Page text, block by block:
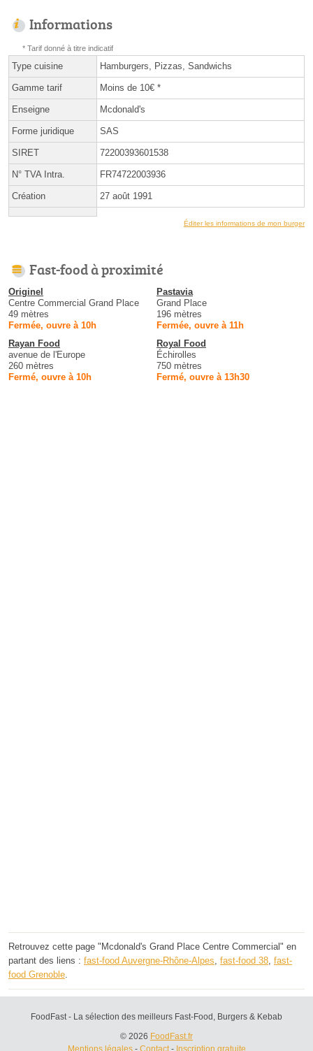
Informations
* Tarif donné à titre indicatif
Type cuisine Hamburgers, Pizzas, Sandwichs
Gamme tarif Moins de 10€ *
Enseigne Mcdonald's
Forme juridique SAS
SIRET 72200393601538
N° TVA Intra. FR74722003936
Création 27 août 1991
Éditer les informations de mon burger
Fast-food à proximité
Originel
Centre Commercial Grand Place
49 mètres
Fermée, ouvre à 10h
Pastavia
Grand Place
196 mètres
Fermée, ouvre à 11h
Rayan Food
avenue de l'Europe
260 mètres
Fermé, ouvre à 10h
Royal Food
Échirolles
750 mètres
Fermé, ouvre à 13h30
Retrouvez cette page "Mcdonald's Grand Place Centre Commercial" en
partant des liens : fast-food Auvergne-Rhône-Alpes fast-food 38 fast-
food Grenoble
FoodFast - La sélection des meilleurs Fast-Food, Burgers & Kebab
© 2026 FoodFast.fr
Mentions légales- Contact- Inscription gratuite